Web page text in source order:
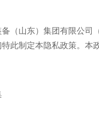
（山东）集团有限公司
此制定本隐私政策。本